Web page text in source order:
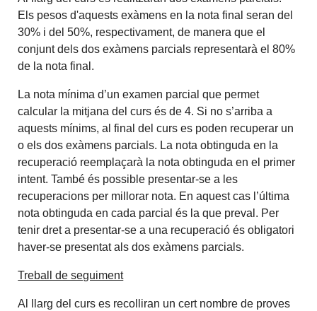
Els pesos d'aquests exàmens en la nota final seran del
30% i del 50%, respectivament, de manera que el
conjunt dels dos exàmens parcials representarà el 80%
de la nota final.
La nota mínima d’un examen parcial que permet
calcular la mitjana del curs és de 4. Si no s’arriba a
aquests mínims, al final del curs es poden recuperar un
o els dos exàmens parcials. La nota obtinguda en la
recuperació reemplaçarà la nota obtinguda en el primer
intent. També és possible presentar-se a les
recuperacions per millorar nota. En aquest cas l’última
nota obtinguda en cada parcial és la que preval. Per
tenir dret a presentar-se a una recuperació és obligatori
haver-se presentat als dos exàmens parcials.
Treball de seguiment
Al llarg del curs es recolliran un cert nombre de proves